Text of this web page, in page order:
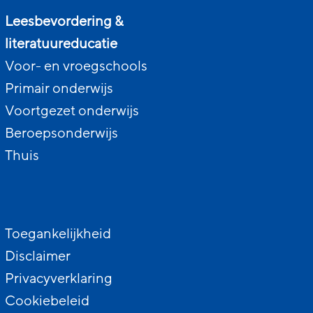
Leesbevordering &
literatuureducatie
Voor- en vroegschools
Primair onderwijs
Voortgezet onderwijs
Beroepsonderwijs
Thuis
Toegankelijkheid
Disclaimer
Privacyverklaring
Cookiebeleid